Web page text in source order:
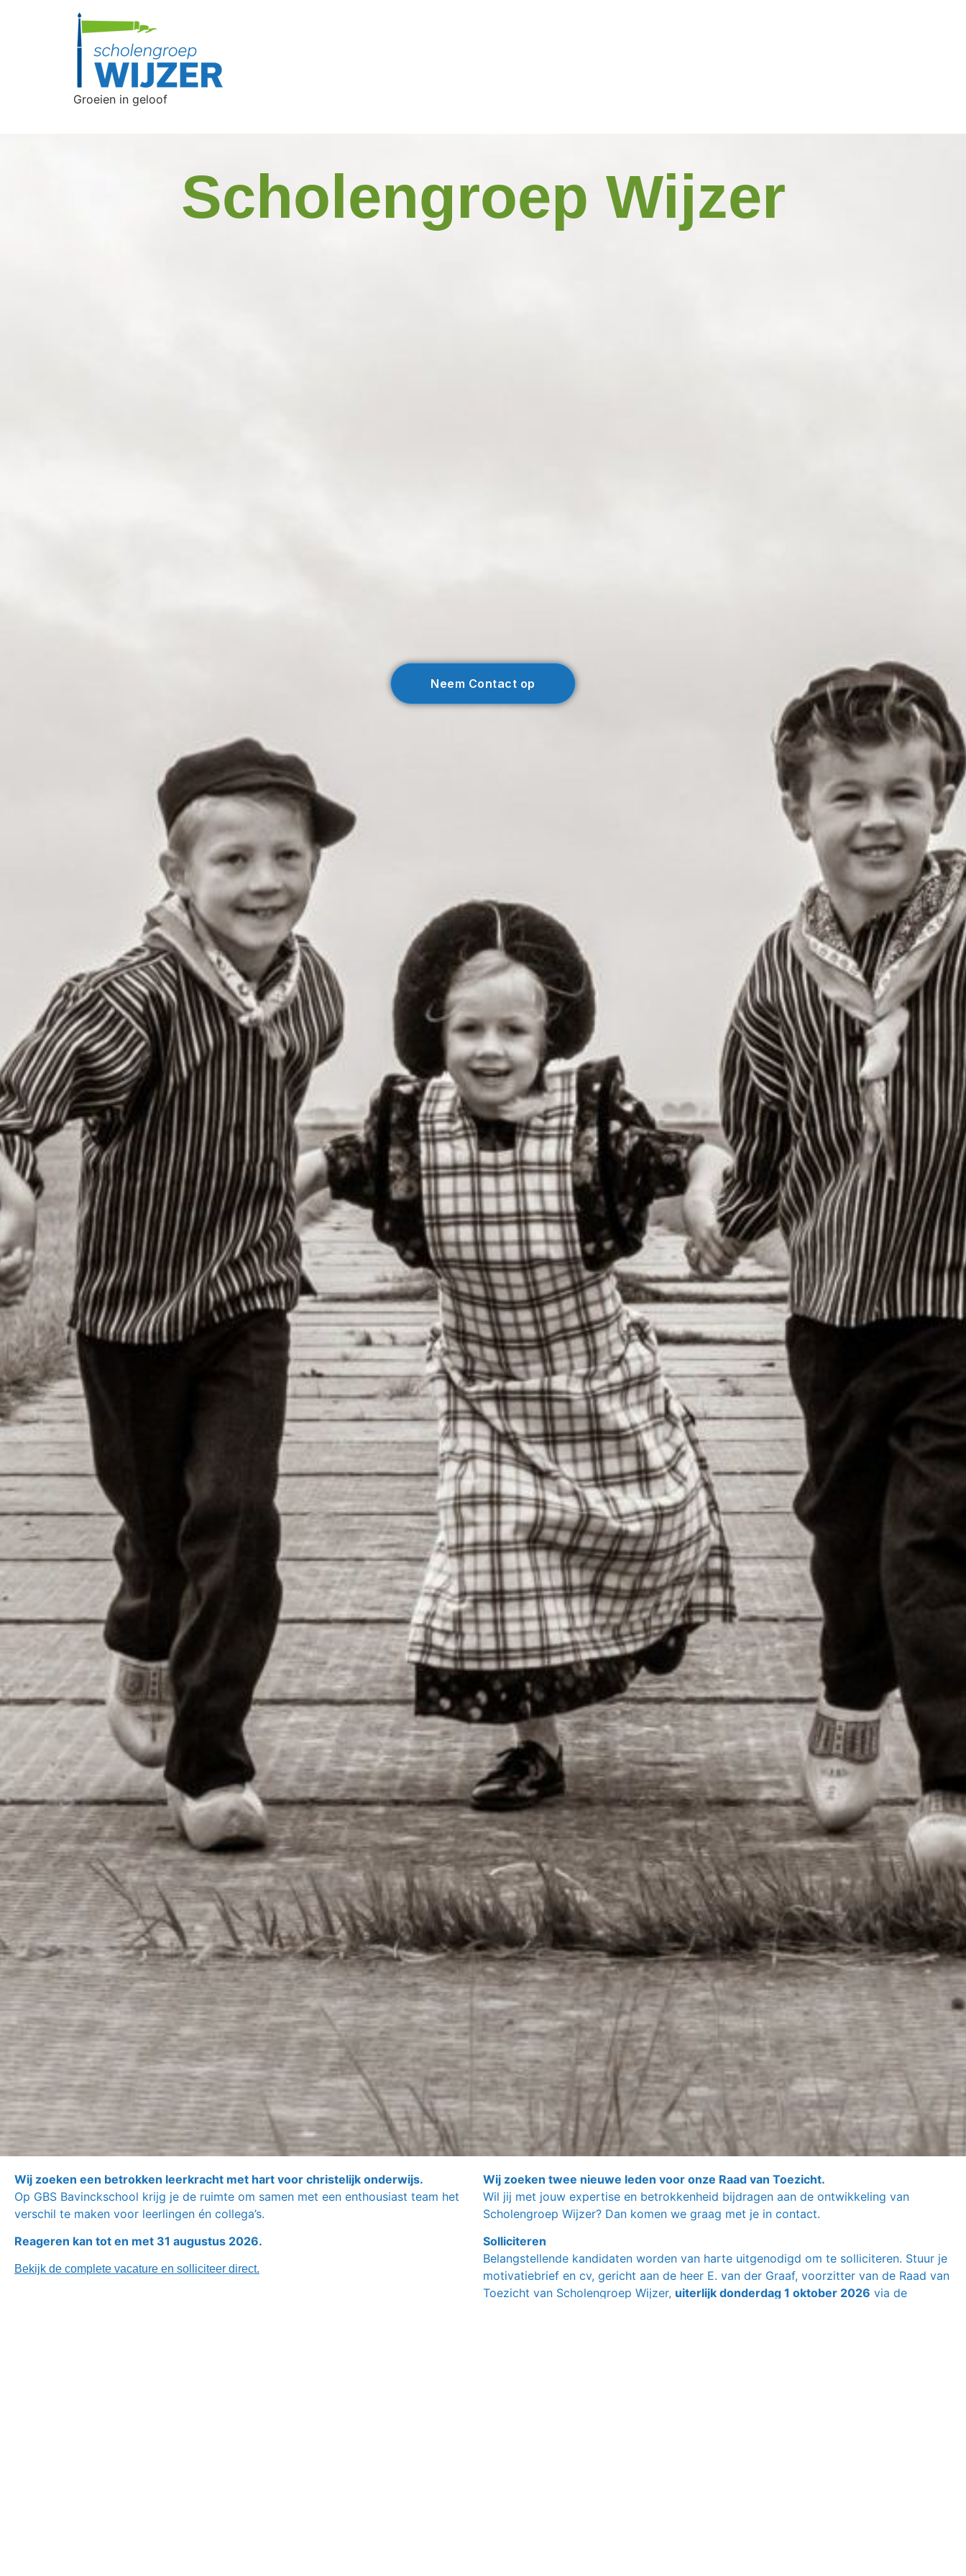
Groeien in geloof
Scholengroep Wijzer
Neem Contact op
Wij zoeken een betrokken leerkracht met hart voor christelijk onderwijs.
Op GBS Bavinckschool krijg je de ruimte om samen met een enthousiast team het
verschil te maken voor leerlingen én collega’s.
Reageren kan tot en met 31 augustus 2026.
Bekijk de complete vacature en solliciteer direct.
Wij zoeken twee nieuwe leden voor onze Raad van Toezicht.
Wil jij met jouw expertise en betrokkenheid bijdragen aan de ontwikkeling van
Scholengroep Wijzer? Dan komen we graag met je in contact.
Solliciteren
Belangstellende kandidaten worden van harte uitgenodigd om te solliciteren. Stuur je
motivatiebrief en cv, gericht aan de heer E. van der Graaf, voorzitter van de Raad van
Toezicht van Scholengroep Wijzer, uiterlijk donderdag 1 oktober 2026 via de